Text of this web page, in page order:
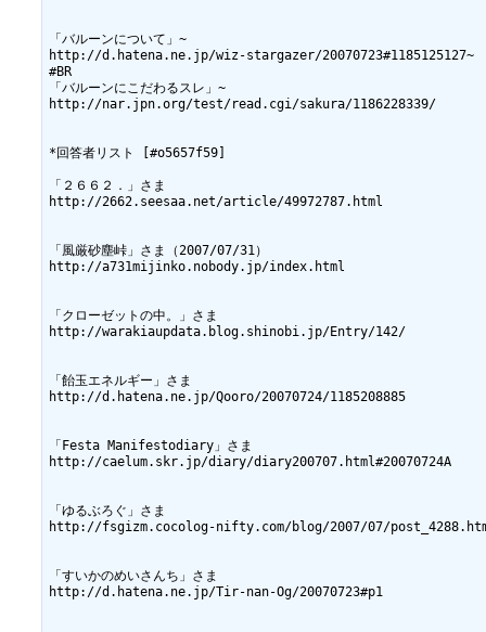
「バルーンについて」~
http://d.hatena.ne.jp/wiz-stargazer/20070723#1185125127~
#BR
「バルーンにこだわるスレ」~
http://nar.jpn.org/test/read.cgi/sakura/1186228339/
*回答者リスト [#o5657f59]
「２６６２．」さま
http://2662.seesaa.net/article/49972787.html
「風厳砂塵峠」さま（2007/07/31）
http://a731mijinko.nobody.jp/index.html
「クローゼットの中。」さま
http://warakiaupdata.blog.shinobi.jp/Entry/142/
「飴玉エネルギー」さま
http://d.hatena.ne.jp/Qooro/20070724/1185208885
「Festa Manifestodiary」さま
http://caelum.skr.jp/diary/diary200707.html#20070724A
「ゆるぶろぐ」さま
http://fsgizm.cocolog-nifty.com/blog/2007/07/
「すいかのめいさんち」さま
http://d.hatena.ne.jp/Tir-nan-Og/20070723#p1